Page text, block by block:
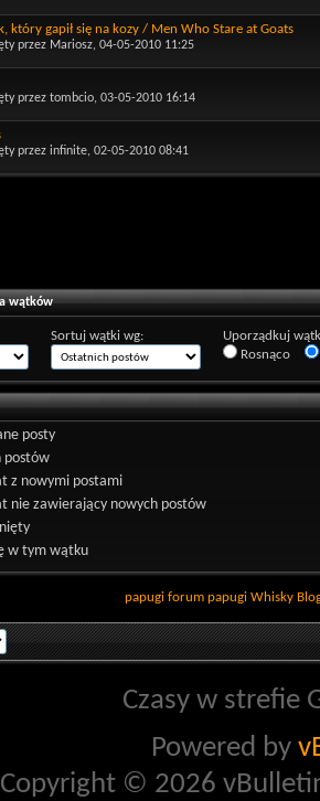
który gapił się na kozy / Men Who Stare at Goats
przez Mariosz, 04-05-2010 11:25
przez tombcio, 03-05-2010 16:14
przez infinite, 02-05-2010 08:41
wątków
Sortuj wątki wg:
Uporządkuj
Rosnąco
posty
postów
z nowymi postami
nie zawierający nowych postów
w tym wątku
papugi forum papugi Whisky
Czasy w strefie
Powered by
Copyright © 2026